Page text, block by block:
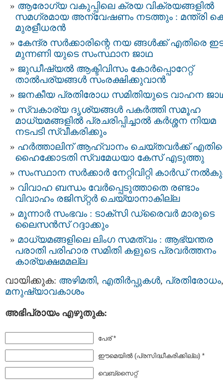
ആരോഗ്യ വകുപ്പിലെ ക്രയ വിക്രയങ്ങളിൽ
സമഗ്രമായ അന്വേഷണം നടത്തും : മന്ത്രി
മുരളീധരൻ
കേന്ദ്ര സര്‍ക്കാരിന്റെ നയ ങ്ങള്‍ക്ക് എതിരെ
മുന്നണി യുടെ സംസ്ഥാന ജാഥ
ജുഡീഷ്യല്‍ ആക്ടിവിസം കോര്‍പ്പൊറേറ്റ്‌
താല്‍പര്യങ്ങള്‍ സംരക്ഷിക്കുവാന്‍
ജനകീയ പ്രതിരോധ സമിതിയുടെ വാഹന
സ്വകാര്യ ദൃശ്യങ്ങള്‍ പകര്‍ത്തി സമൂഹ
മാധ്യമങ്ങളില്‍ പ്രചരിപ്പിച്ചാൽ കർശ്ശന നിയമ
നടപടി സ്വീകരിക്കും
ഹര്‍ത്താലിന് ആഹ്വാനം ചെയ്തവര്‍ക്ക്
ഹൈക്കോടതി സ്വമേധയാ കേസ് എടുത്തു
സംസ്ഥാന സർക്കാർ നേറ്റിവിറ്റി കാര്‍ഡ്
വിവാഹ ബന്ധം വേർപ്പെടുത്താതെ രണ്ടാം
വിവാഹം രജിസ്‌റ്റർ ചെയ്യാനാകില്ല
മൂന്നാർ സംഭവം : ടാക്‌സി ഡ്രൈവര്‍ മാരുടെ
ലൈസന്‍സ് റദ്ദാക്കും
മാധ്യമങ്ങളിലെ ലിംഗ സമത്വം : ആഭ്യന്തര
പരാതി പരിഹാര സമിതി കളുടെ പ്രവർത്തനം
കാര്യക്ഷമമല്ല
വായിക്കുക: അഴിമതി, എതിര്‍പ്പുകള്‍, പ്രതിരോധം,
മനുഷ്യാവകാശം
അഭിപ്രായം എഴുതുക:
പേര് *
ഈമെയില്‍ (പ്രസിദ്ധീകരിക്കില്ല) *
വെബ്സൈറ്റ്